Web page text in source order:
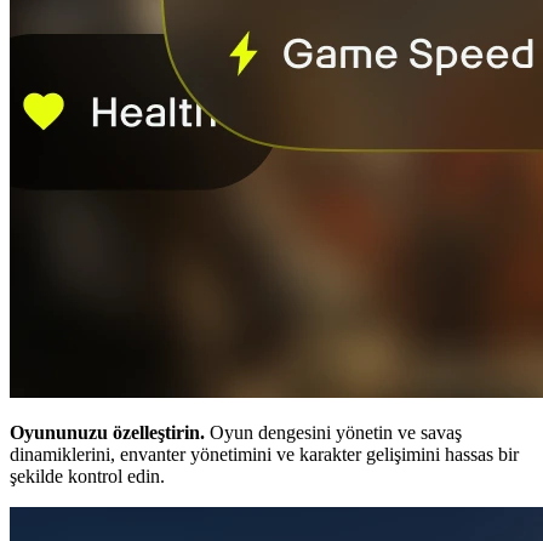
Oyununuzu özelleştirin. Oyun dengesini yönetin ve savaş
dinamiklerini, envanter yönetimini ve karakter gelişimini hassas bir
şekilde kontrol edin.